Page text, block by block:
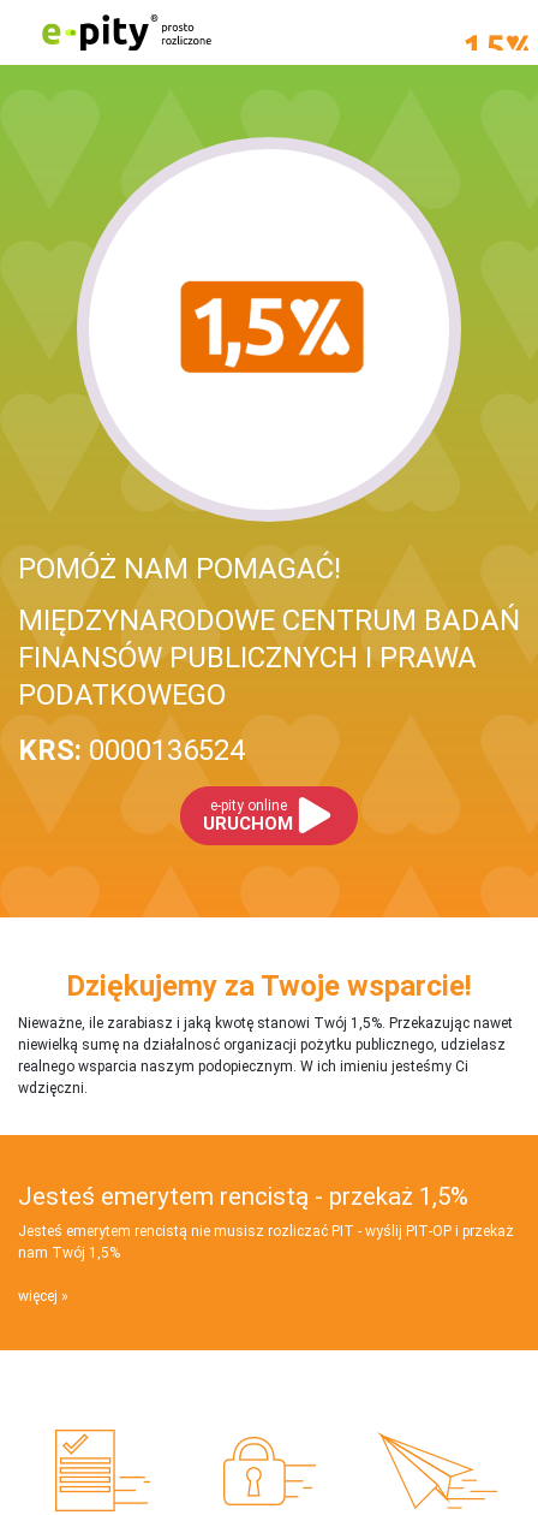
POMÓŻ NAM POMAGAĆ!
MIĘDZYNARODOWE CENTRUM BADAŃ
FINANSÓW PUBLICZNYCH I PRAWA
PODATKOWEGO
KRS: 0000136524
e-pity online
URUCHOM
Dziękujemy za Twoje wsparcie!
Nieważne, ile zarabiasz i jaką kwotę stanowi Twój 1,5%. Przekazując nawet
niewielką sumę na działalnosć organizacji pożytku publicznego, udzielasz
realnego wsparcia naszym podopiecznym. W ich imieniu jesteśmy Ci
wdzięczni.
Jesteś emerytem rencistą - przekaż 1,5%
Jesteś emerytem rencistą nie musisz rozliczać PIT - wyślij PIT‑OP i przekaż
nam Twój 1,5%
więcej